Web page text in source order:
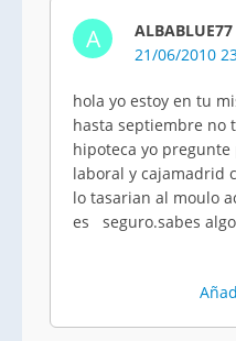
A
ALBABLUE77
21/06/2010
hola yo estoy en tu
hasta septiembre no
hipoteca yo
laboral y cajamadrid
lo tasarian al moulo
es seguro.sabes